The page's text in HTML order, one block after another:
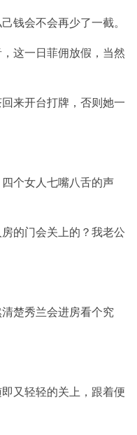
钱会不会再少了一截。
这一日菲佣放假，当然
来开台打牌，否则她一
个女人七嘴八舌的声
的门会关上的？我老公
楚秀兰会进房看个究
又轻轻的关上，跟着便